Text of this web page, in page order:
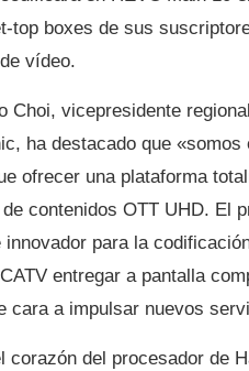
top boxes de sus
vídeo.
Choi, vicepresidente
ha destacado que
ofrecer una plataforma
contenidos OTT UHD. El
innovador para la
entregar a pantalla
cara a impulsar nuevos
corazón del procesador de